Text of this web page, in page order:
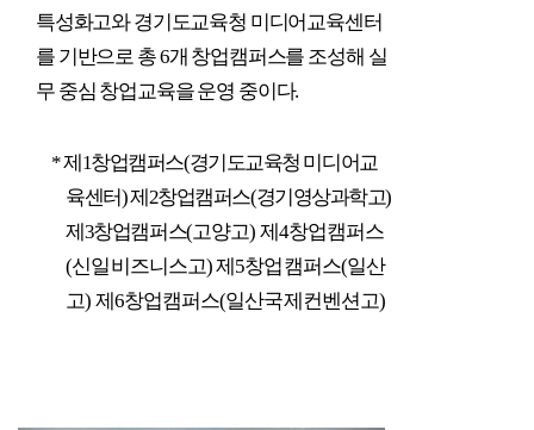
특성화고와 경기도교육청 미디어교육센터
를 기반으로 총6개 창업캠퍼스를 조성해 실
무 중심 창업교육을 운영 중이다.
*제1창업캠퍼스(경기도교육청 미디어교
육센터)제2창업캠퍼스(경기영상과학고)
제3창업캠퍼스(고양고) 제4창업캠퍼스
(신일비즈니스고)제5창업캠퍼스(일산
고) 제6창업캠퍼스(일산국제컨벤션고)